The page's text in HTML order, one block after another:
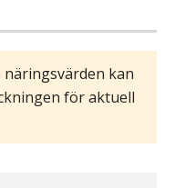
kan
för aktuell